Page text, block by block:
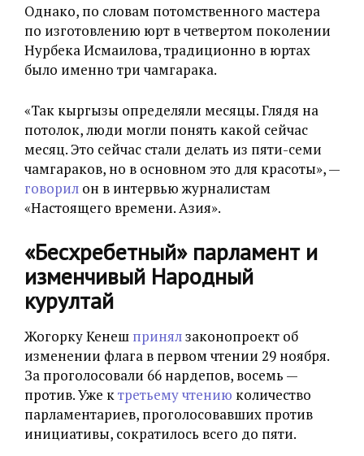
Однако, по словам потомственного мастера
по изготовлению юрт в четвертом поколении
Нурбека Исмаилова, традиционно в юртах
было именно три чамгарака.
«Так кыргызы определяли месяцы. Глядя на
потолок, люди могли понять какой сейчас
месяц. Это сейчас стали делать из пяти-семи
чамгараков, но в основном это для красоты», —
говорил он в интервью журналистам
«Настоящего времени. Азия».
«Бесхребетный» парламент и
изменчивый Народный
курултай
Жогорку Кенеш принялзаконопроект об
изменении флага в первом чтении 29 ноября.
За проголосовали 66 нардепов, восемь —
против. Уже ктретьему чтению количество
парламентариев, проголосовавших против
инициативы, сократилось всего до пяти.